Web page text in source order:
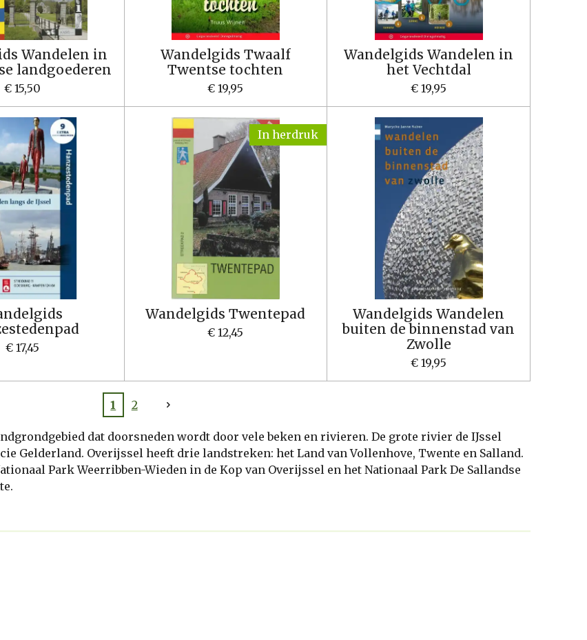
Wandelen in
landgoederen
€ 15,50
Wandelgids Twaalf
Twentse tochten
€ 19,95
Wandelgids Wandelen in
het Vechtdal
€ 19,95
€ 17,45
In herdruk
Wandelgids Twentepad
€ 12,45
Wandelgids Wandelen
buiten de binnenstad van
Zwolle
€ 19,95
1 2
dat doorsneden wordt door vele beken en rivieren. De grote rivier de IJssel
Gelderland. Overijssel heeft drie landstreken: het Land van Vollenhove, Twente en Salland.
Park Weerribben-Wieden in de Kop van Overijssel en het Nationaal Park De Sallandse